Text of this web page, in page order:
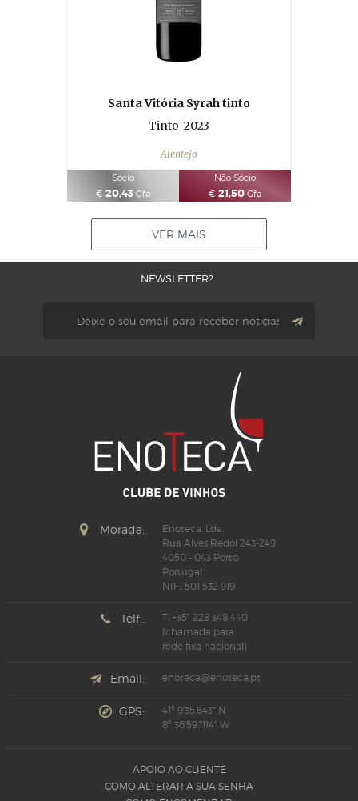
Santa Vitória Syrah tinto
Tinto 2023
Alentejo
Sócio
€ 20,43 Gfa
Não Sócio
€ 21,50 Gfa
VER MAIS
NEWSLETTER?
Morada:
Enoteca, Lda.
Rua Alves Redol 243-249
4050 - 043 Porto
Portugal
NIF.: 501 532 919
Telf.:
T: +351 228 348 440
(chamada para
rede fixa nacional)
Email: enoteca@enoteca.pt
GPS:
41º 9'35.643" N
8º 36'59.1114" W
APOIO AO CLIENTE
COMO ALTERAR A SUA SENHA